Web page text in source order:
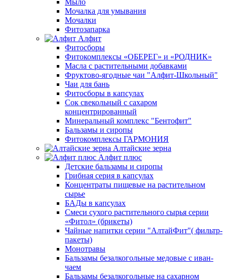
Мыло
Мочалка для умывания
Мочалки
Фитозапарка
Алфит
Фитосборы
Фитокомплексы «ОБЕРЕГ» и «РОДНИК»
Масла с растительными добавками
Фруктово-ягодные чаи "Алфит-Школьный"
Чаи для бань
Фитосборы в капсулах
Сок свекольный с сахаром
концентрированный
Минеральный комплекс "Бентофит"
Бальзамы и сиропы
Фитокомплексы ГАРМОНИЯ
Алтайские зерна
Алфит плюс
Детские бальзамы и сиропы
Грибная серия в капсулах
Концентраты пищевые на растительном
сырье
БАДы в капсулах
Смеси сухого растительного сырья серии
«Фитол» (брикеты)
Чайные напитки серии "АлтайФит"( фильтр-
пакеты)
Монотравы
Бальзамы безалкогольные медовые с иван-
чаем
Бальзамы безалкогольные на сахарном